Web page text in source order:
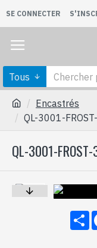
SE CONNECTER
Tous
Encastrés
QL-3001-
QL-3001-